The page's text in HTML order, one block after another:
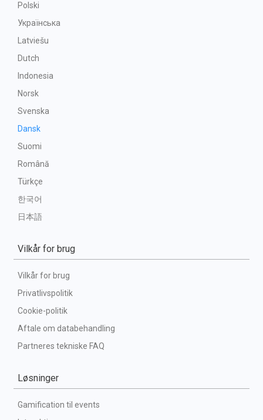
Polski
Українська
Latviešu
Dutch
Indonesia
Norsk
Svenska
Dansk
Suomi
Română
Türkçe
한국어
日本語
Vilkår for brug
Vilkår for brug
Privatlivspolitik
Cookie-politik
Aftale om databehandling
Partneres tekniske FAQ
Løsninger
Gamification til events